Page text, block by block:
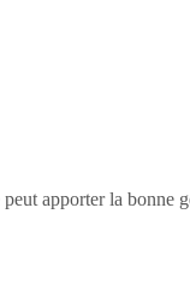
apporter la bonne